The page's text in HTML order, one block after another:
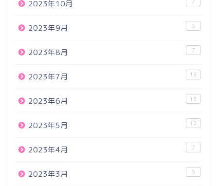
2023年10月
2023年9月 5
2023年8月 7
2023年7月 13
2023年6月 13
2023年5月 12
2023年4月 7
2023年3月 5